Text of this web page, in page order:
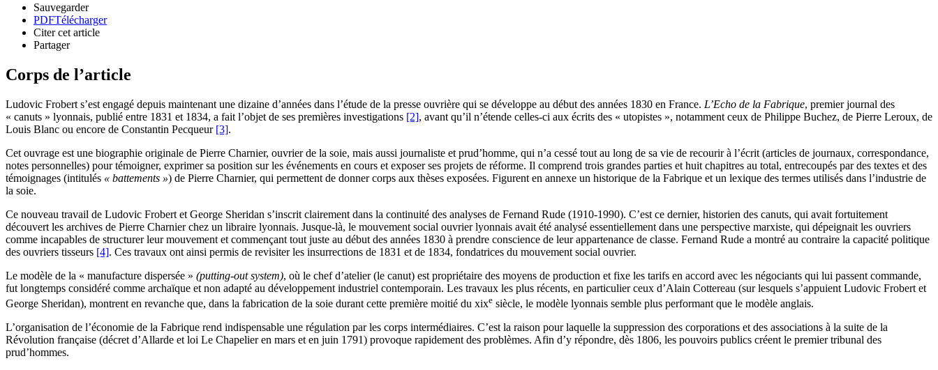
Sauvegarder
PDFTélécharger
Citer cet article
Partager
Corps de l’article
Ludovic Frobert s’est engagé depuis maintenant une dizaine d’années dans l’étude de la presse ouvrière qui se développe au début des années 1830 en France. L’Echo de la Fabrique, premier journal des
« canuts » lyonnais, publié entre 1831 et 1834, a fait l’objet de ses premières investigations [2], avant qu’il n’étende celles-ci aux écrits des « utopistes », notamment ceux de Philippe Buchez, de Pierre Leroux, de
Louis Blanc ou encore de Constantin Pecqueur [3].
Cet ouvrage est une biographie originale de Pierre Charnier, ouvrier de la soie, mais aussi journaliste et prud’homme, qui n’a cessé tout au long de sa vie de recourir à l’écrit (articles de journaux, correspondance,
notes personnelles) pour témoigner, exprimer sa position sur les événements en cours et exposer ses projets de réforme. Il comprend trois grandes parties et huit chapitres au total, entrecoupés par des textes et des
témoignages (intitulés « battements ») de Pierre Charnier, qui permettent de donner corps aux thèses exposées. Figurent en annexe un historique de la Fabrique et un lexique des termes utilisés dans l’industrie de
la soie.
Ce nouveau travail de Ludovic Frobert et George Sheridan s’inscrit clairement dans la continuité des analyses de Fernand Rude (1910-1990). C’est ce dernier, historien des canuts, qui avait fortuitement
découvert les archives de Pierre Charnier chez un libraire lyonnais. Jusque-là, le mouvement social ouvrier lyonnais avait été analysé essentiellement dans une perspective marxiste, qui dépeignait les ouvriers
comme incapables de structurer leur mouvement et commençant tout juste au début des années 1830 à prendre conscience de leur appartenance de classe. Fernand Rude a montré au contraire la capacité politique
des ouvriers tisseurs [4]. Ces travaux ont ainsi permis de revisiter les insurrections de 1831 et de 1834, fondatrices du mouvement social ouvrier.
Le modèle de la « manufacture dispersée » (putting-out system), où le chef d’atelier (le canut) est propriétaire des moyens de production et fixe les tarifs en accord avec les négociants qui lui passent commande,
fut longtemps considéré comme archaïque et non adapté au développement industriel contemporain. Les travaux les plus récents, en particulier ceux d’Alain Cottereau (sur lesquels s’appuient Ludovic Frobert et
George Sheridan), montrent en revanche que, dans la fabrication de la soie durant cette première moitié du xixe siècle, le modèle lyonnais semble plus performant que le modèle anglais.
L’organisation de l’économie de la Fabrique rend indispensable une régulation par les corps intermédiaires. C’est la raison pour laquelle la suppression des corporations et des associations à la suite de la
Révolution française (décret d’Allarde et loi Le Chapelier en mars et en juin 1791) provoque rapidement des problèmes. Afin d’y répondre, dès 1806, les pouvoirs publics créent le premier tribunal des
prud’hommes.